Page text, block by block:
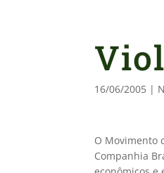
16/06/2005 |
O Movimento
Companhia